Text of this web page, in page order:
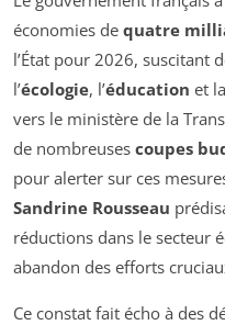
économies de quatre
l’État pour 2026, suscitant
l’écologie, l’éducation et la
vers le ministère de la
de nombreuses coupes
pour alerter sur ces
Sandrine Rousseau
réductions dans le secteur
abandon des efforts
Ce constat fait écho à des